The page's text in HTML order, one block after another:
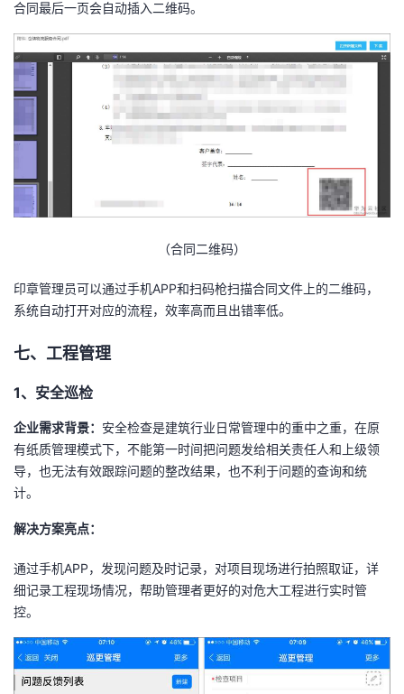
合同最后一页会自动插入二维码。
（合同二维码）
印章管理员可以通过手机APP和扫码枪扫描合同文件上的二维码，
系统自动打开对应的流程，效率高而且出错率低。
七、工程管理
1、安全巡检
企业需求背景： 安全检查是建筑行业日常管理中的重中之重，在原
有纸质管理模式下，不能第一时间把问题发给相关责任人和上级领
导，也无法有效跟踪问题的整改结果，也不利于问题的查询和统
计。
解决方案亮点：
通过手机APP，发现问题及时记录，对项目现场进行拍照取证，详
细记录工程现场情况，帮助管理者更好的对危大工程进行实时管
控。